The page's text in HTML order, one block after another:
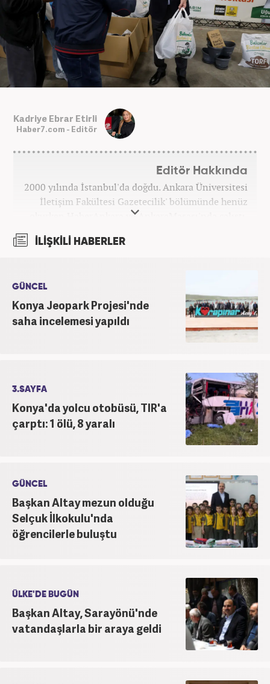
Kadriye Ebrar Etirli
Haber7.com - Editör
Editör Hakkında
2000 yılında İstanbul'da doğdu. Ankara Üniversitesi
İletişim Fakültesi Gazetecilik' bölümünde henüz
okurken HaberAnkara ve AnkaraMasası'nda çalıştı.
2022 yılındaki mezuniyetinin ardından Beyaz TV'de
'Haber Editörü' pozisyonunda görev aldı. 2024
İLİŞKİLİ HABERLER
GÜNCEL
Konya Jeopark Projesi'nde
saha incelemesi yapıldı
3.SAYFA
Konya'da yolcu otobüsü, TIR'a
çarptı: 1 ölü, 8 yaralı
GÜNCEL
Başkan Altay mezun olduğu
Selçuk İlkokulu'nda
öğrencilerle buluştu
ÜLKE'DE BUGÜN
Başkan Altay, Sarayönü'nde
vatandaşlarla bir araya geldi